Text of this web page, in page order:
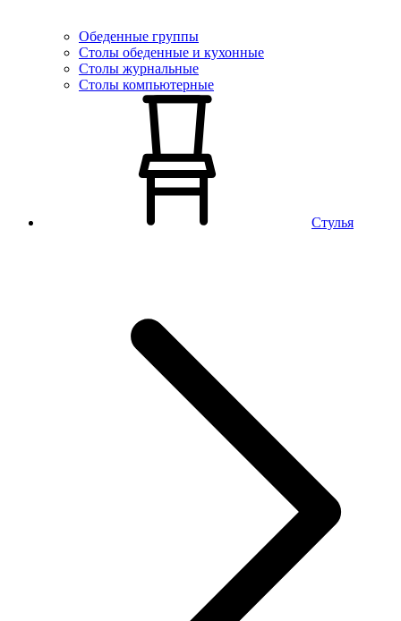
Обеденные группы
Столы обеденные и кухонные
Столы журнальные
Столы компьютерные
Стулья